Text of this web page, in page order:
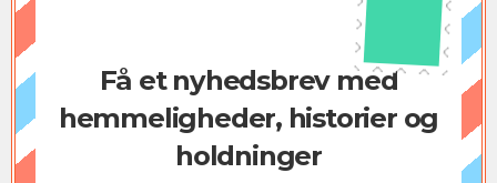
Få et nyhedsbrev med
hemmeligheder, historier og
holdninger